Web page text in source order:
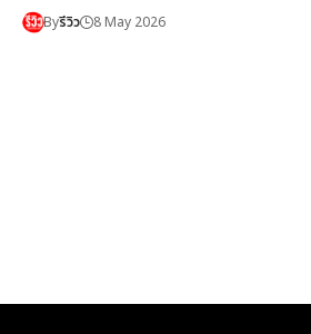
Byรีวิว 8 May 2026